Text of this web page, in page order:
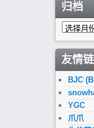
归档
归
友情
BJC
YGC
爪爪